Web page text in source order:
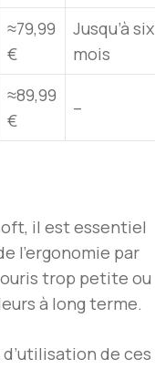
≈79,99
€
Jusqu’à six
mois
≈89,99
€
–
il est essentiel
l’ergonomie par
trop petite ou
à long terme.
de ces